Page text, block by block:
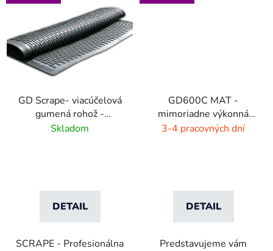
GD Scrape- viacúčelová
gumená rohož -
interiér/exteriér
Skladom
DETAIL
SCRAPE - Profesionálna
GD600C MAT -
mimoriadne výkonná
čistiaca rohož - 9 farieb
3-4 pracovných dní
DETAIL
Predstavujeme vám